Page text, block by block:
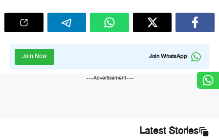
Join WhatsApp
Join Now
---Advertisement---
Latest Stories